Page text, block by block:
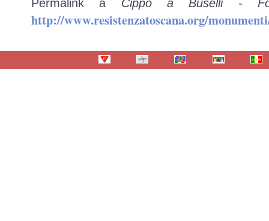
Permalink a Cippo a Buselli -
http://www.resistenzatoscana.org/